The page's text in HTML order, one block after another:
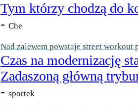
Tym którzy chodzą do
- Che
Nad zalewem powstaje street workout
Czas na modernizację
Zadaszoną główną
- sportek